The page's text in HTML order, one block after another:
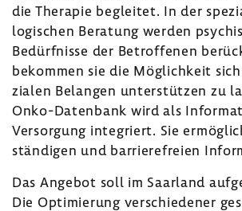
die Therapie begleitet. In der
lo­gi­schen Bera­tung werden
Bedürf­nisse der Betrof­fenen
bekommen sie die Möglich­keit
zialen Belangen unter­stützen zu
Onko-​Datenbank wird als
Versor­gung inte­griert. Sie
stän­digen und barrie­re­freien
Das Angebot soll im Saar­land
Die Opti­mie­rung verschie­dener